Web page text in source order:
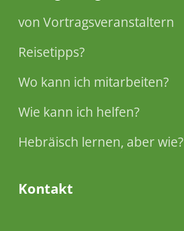
von Vortragsveranstaltern
Reisetipps?
Wo kann ich mitarbeiten?
Wie kann ich helfen?
Hebräisch lernen, aber wie?
Kontakt